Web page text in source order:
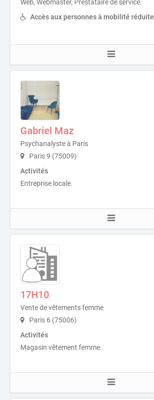
Web, Webmaster, Prestataire de service.
Accès aux personnes à mobilité réduite
Gabriel Maz
Psychanalyste à Paris
Paris 9 (75009)
Activités
Entreprise locale.
17H10
Vente de vêtements femme
Paris 6 (75006)
Activités
Magasin vêtement femme.